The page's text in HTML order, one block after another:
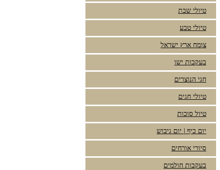
טיולי שבת
טיולי טבע
צומח ארץ ישראל
בעקבות ישו
חגי הנוצרים
טיולי חגים
טיול סוכות
יום כיף | יום גיבוש
סיורי אורחים
בעקבות חולמים